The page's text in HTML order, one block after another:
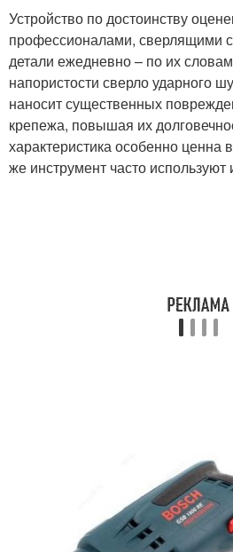
Устройство по достоинству
профессионалами, сверлящими
детали ежедневно – по их
напористости сверло ударного
наносит существенных
крепежа, повышая их
характеристика особенно ценна
же инструмент часто